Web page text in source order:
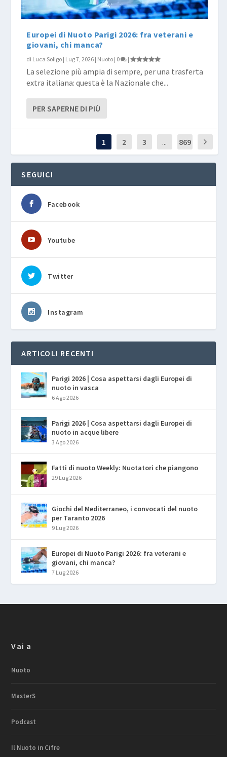
Europei di Nuoto Parigi 2026: fra veterani e
giovani, chi manca?
di Luca Soligo | Lug 7, 2026 | Nuoto | 0 |
La selezione più ampia di sempre, per una trasferta
extra italiana: questa è la Nazionale che...
PER SAPERNE DI PIÙ
1 2 3 ... 869
SEGUICI
Facebook
Youtube
Twitter
Instagram
ARTICOLI RECENTI
Parigi 2026 | Cosa aspettarsi dagli Europei di
nuoto in vasca
6 Ago 2026
Parigi 2026 | Cosa aspettarsi dagli Europei di
nuoto in acque libere
3 Ago 2026
Fatti di nuoto Weekly: Nuotatori che piangono
29 Lug 2026
Giochi del Mediterraneo, i convocati del nuoto
per Taranto 2026
9 Lug 2026
Europei di Nuoto Parigi 2026: fra veterani e
giovani, chi manca?
7 Lug 2026
Vai a
Nuoto
MasterS
Podcast
Il Nuoto in Cifre